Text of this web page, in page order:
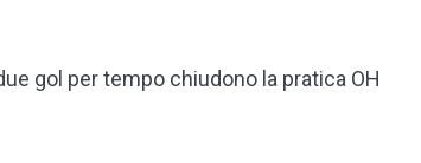
gol per tempo chiudono la pratica OH